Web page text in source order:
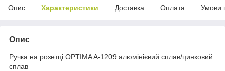
Опис Характеристики Доставка Оплата Умови
Опис
Ручка на розетці OPTIMA A-1209 алюмінієвий сплав/цинковий
сплав